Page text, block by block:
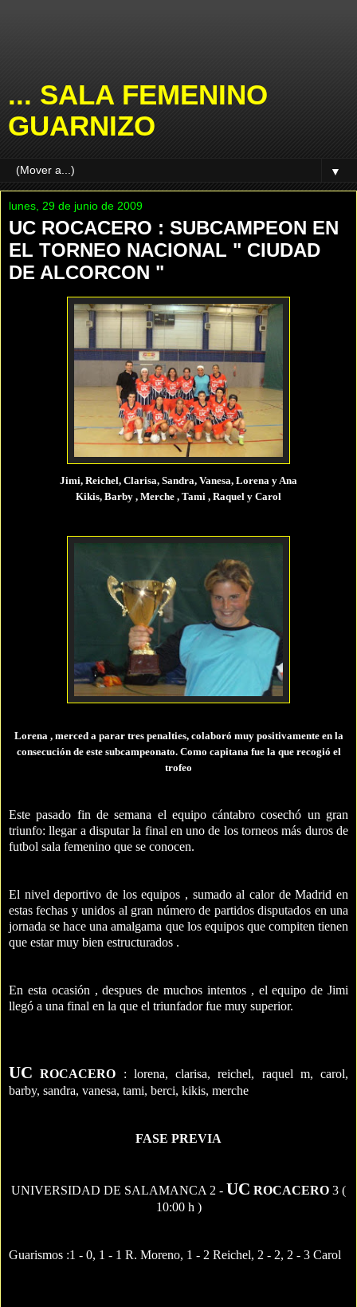
... SALA FEMENINO
GUARNIZO
▼
lunes, 29 de junio de 2009
UC ROCACERO : SUBCAMPEON EN
EL TORNEO NACIONAL " CIUDAD
DE ALCORCON "
Jimi, Reichel, Clarisa, Sandra, Vanesa, Lorena y Ana
Kikis, Barby , Merche , Tami , Raquel y Carol
Lorena , merced a parar tres penalties, colaboró muy positivamente en la
consecución de este subcampeonato. Como capitana fue la que recogió el
trofeo
Este pasado fin de semana el equipo cántabro cosechó un gran
triunfo: llegar a disputar la final en uno de los torneos más duros de
futbol sala femenino que se conocen.
El nivel deportivo de los equipos , sumado al calor de Madrid en
estas fechas y unidos al gran número de partidos disputados en una
jornada se hace una amalgama que los equipos que compiten tienen
que estar muy bien estructurados .
En esta ocasión , despues de muchos intentos , el equipo de Jimi
llegó a una final en la que el triunfador fue muy superior.
UC ROCACERO : lorena, clarisa, reichel, raquel m, carol,
barby, sandra, vanesa, tami, berci, kikis, merche
FASE PREVIA
UNIVERSIDAD DE SALAMANCA 2 - UC ROCACERO 3 (
10:00 h )
Guarismos :1 - 0, 1 - 1 R. Moreno, 1 - 2 Reichel, 2 - 2, 2 - 3 Carol